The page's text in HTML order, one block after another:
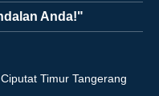
Anda!"
Timur Tangerang